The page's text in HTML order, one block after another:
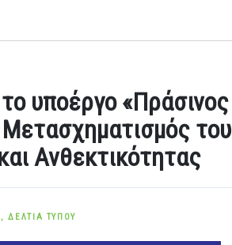
υποέργο «Πράσινος
του
Ανθεκτικότητας
,ΔΕΛΤΊΑ ΤΎΠΟΥ